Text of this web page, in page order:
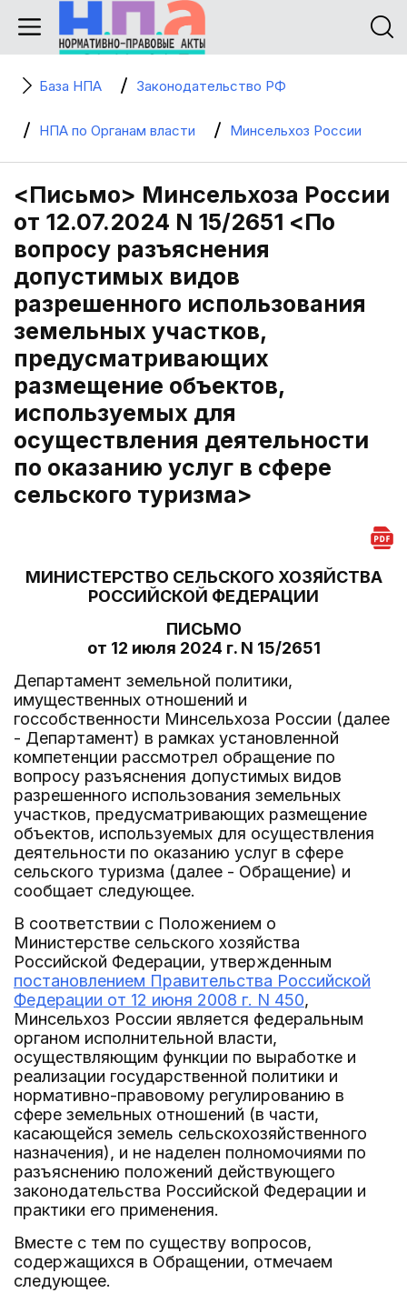
База НПА Законодательство РФ
НПА по Органам власти Минсельхоз России
<Письмо> Минсельхоза России
от 12.07.2024 N 15/2651 <По
вопросу разъяснения
допустимых видов
разрешенного использования
земельных участков,
предусматривающих
размещение объектов,
используемых для
осуществления деятельности
по оказанию услуг в сфере
сельского туризма>
МИНИСТЕРСТВО СЕЛЬСКОГО ХОЗЯЙСТВА
РОССИЙСКОЙ ФЕДЕРАЦИИ
ПИСЬМО
от 12 июля 2024 г. N 15/2651
Департамент земельной политики,
имущественных отношений и
госсобственности Минсельхоза России (далее
- Департамент) в рамках установленной
компетенции рассмотрел обращение по
вопросу разъяснения допустимых видов
разрешенного использования земельных
участков, предусматривающих размещение
объектов, используемых для осуществления
деятельности по оказанию услуг в сфере
сельского туризма (далее - Обращение) и
сообщает следующее.
В соответствии с Положением о
Министерстве сельского хозяйства
Российской Федерации, утвержденным
постановлением Правительства Российской
Федерации от 12 июня 2008 г. N 450,
Минсельхоз России является федеральным
органом исполнительной власти,
осуществляющим функции по выработке и
реализации государственной политики и
нормативно-правовому регулированию в
сфере земельных отношений (в части,
касающейся земель сельскохозяйственного
назначения), и не наделен полномочиями по
разъяснению положений действующего
законодательства Российской Федерации и
практики его применения.
Вместе с тем по существу вопросов,
содержащихся в Обращении, отмечаем
следующее.